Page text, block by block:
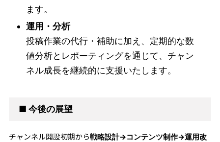
ます。
運用・分析
投稿作業の代行・補助に加え、定期的な数
値分析とレポーティングを通じて、チャン
ネル成長を継続的に支援いたします。
■ 今後の展望
チャンネル開設初期から戦略設計→コンテンツ制作→運用改